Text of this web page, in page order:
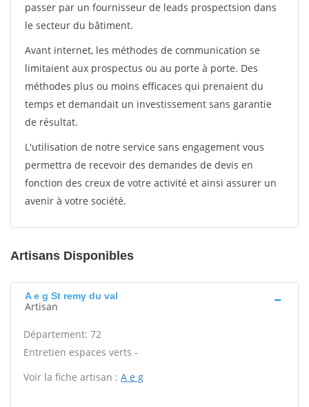
passer par un fournisseur de leads prospectsion dans
le secteur du bâtiment.
Avant internet, les méthodes de communication se
limitaient aux prospectus ou au porte à porte. Des
méthodes plus ou moins efficaces qui prenaient du
temps et demandait un investissement sans garantie
de résultat.
L'utilisation de notre service sans engagement vous
permettra de recevoir des demandes de devis en
fonction des creux de votre activité et ainsi assurer un
avenir à votre société.
Artisans Disponibles
A e g St remy du val
Artisan
Département: 72
Entretien espaces verts -
Voir la fiche artisan : A e g